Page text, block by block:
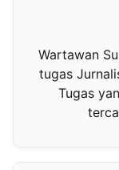
Wartawan
tugas
Tugas